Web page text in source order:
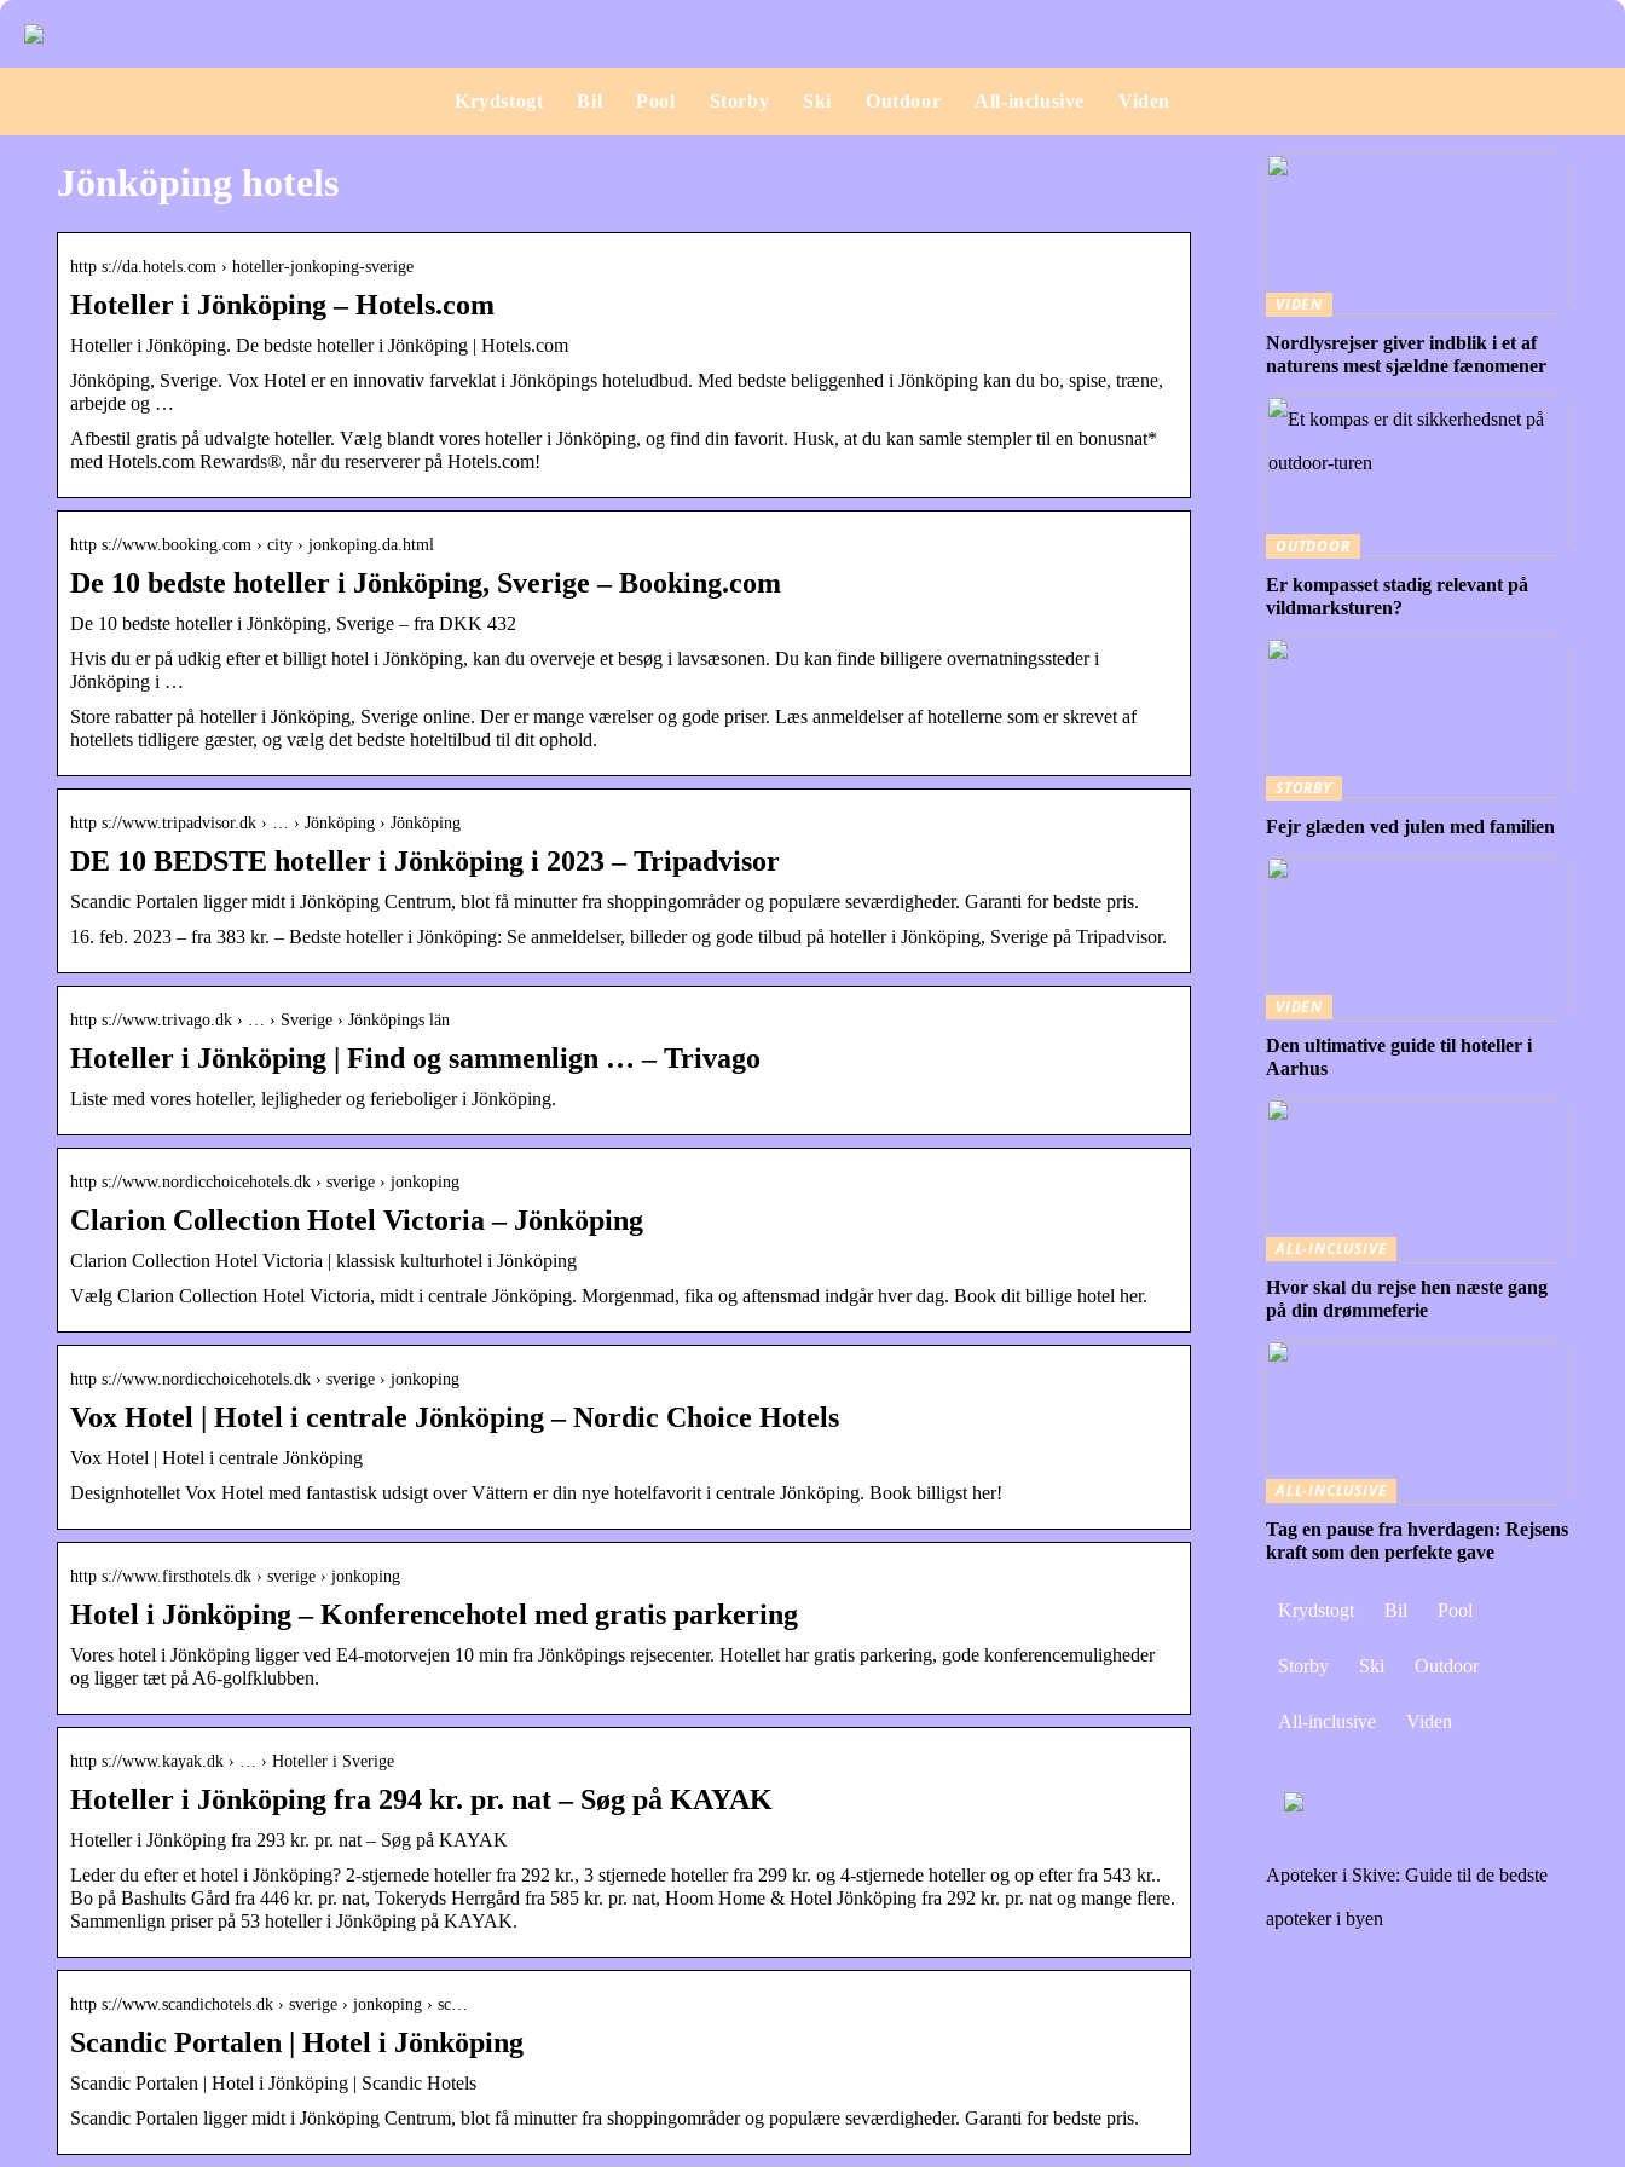
Krydstogt Bil Pool Storby Ski Outdoor All-inclusive Viden
Jönköping hotels
http s://da.hotels.com › hoteller-jonkoping-sverige
Hoteller i Jönköping – Hotels.com
Hoteller i Jönköping. De bedste hoteller i Jönköping | Hotels.com
Jönköping, Sverige. Vox Hotel er en innovativ farveklat i Jönköpings hoteludbud. Med bedste beliggenhed i Jönköping kan du bo, spise, træne,
arbejde og …
Afbestil gratis på udvalgte hoteller. Vælg blandt vores hoteller i Jönköping, og find din favorit. Husk, at du kan samle stempler til en bonusnat*
med Hotels.com Rewards®, når du reserverer på Hotels.com!
http s://www.booking.com › city › jonkoping.da.html
De 10 bedste hoteller i Jönköping, Sverige – Booking.com
De 10 bedste hoteller i Jönköping, Sverige – fra DKK 432
Hvis du er på udkig efter et billigt hotel i Jönköping, kan du overveje et besøg i lavsæsonen. Du kan finde billigere overnatningssteder i
Jönköping i …
Store rabatter på hoteller i Jönköping, Sverige online. Der er mange værelser og gode priser. Læs anmeldelser af hotellerne som er skrevet af
hotellets tidligere gæster, og vælg det bedste hoteltilbud til dit ophold.
http s://www.tripadvisor.dk › … › Jönköping › Jönköping
DE 10 BEDSTE hoteller i Jönköping i 2023 – Tripadvisor
Scandic Portalen ligger midt i Jönköping Centrum, blot få minutter fra shoppingområder og populære seværdigheder. Garanti for bedste pris.
16. feb. 2023 – fra 383 kr. – Bedste hoteller i Jönköping: Se anmeldelser, billeder og gode tilbud på hoteller i Jönköping, Sverige på Tripadvisor.
http s://www.trivago.dk › … › Sverige › Jönköpings län
Hoteller i Jönköping | Find og sammenlign … – Trivago
Liste med vores hoteller, lejligheder og ferieboliger i Jönköping.
http s://www.nordicchoicehotels.dk › sverige › jonkoping
Clarion Collection Hotel Victoria – Jönköping
Clarion Collection Hotel Victoria | klassisk kulturhotel i Jönköping
Vælg Clarion Collection Hotel Victoria, midt i centrale Jönköping. Morgenmad, fika og aftensmad indgår hver dag. Book dit billige hotel her.
http s://www.nordicchoicehotels.dk › sverige › jonkoping
Vox Hotel | Hotel i centrale Jönköping – Nordic Choice Hotels
Vox Hotel | Hotel i centrale Jönköping
Designhotellet Vox Hotel med fantastisk udsigt over Vättern er din nye hotelfavorit i centrale Jönköping. Book billigst her!
http s://www.firsthotels.dk › sverige › jonkoping
Hotel i Jönköping – Konferencehotel med gratis parkering
Vores hotel i Jönköping ligger ved E4-motorvejen 10 min fra Jönköpings rejsecenter. Hotellet har gratis parkering, gode konferencemuligheder
og ligger tæt på A6-golfklubben.
http s://www.kayak.dk › … › Hoteller i Sverige
Hoteller i Jönköping fra 294 kr. pr. nat – Søg på KAYAK
Hoteller i Jönköping fra 293 kr. pr. nat – Søg på KAYAK
Leder du efter et hotel i Jönköping? 2-stjernede hoteller fra 292 kr., 3 stjernede hoteller fra 299 kr. og 4-stjernede hoteller og op efter fra 543 kr..
Bo på Bashults Gård fra 446 kr. pr. nat, Tokeryds Herrgård fra 585 kr. pr. nat, Hoom Home & Hotel Jönköping fra 292 kr. pr. nat og mange flere.
Sammenlign priser på 53 hoteller i Jönköping på KAYAK.
http s://www.scandichotels.dk › sverige › jonkoping › sc…
Scandic Portalen | Hotel i Jönköping
Scandic Portalen | Hotel i Jönköping | Scandic Hotels
Scandic Portalen ligger midt i Jönköping Centrum, blot få minutter fra shoppingområder og populære seværdigheder. Garanti for bedste pris.
VIDEN
Nordlysrejser giver indblik i et af
naturens mest sjældne fænomener
OUTDOOR
Er kompasset stadig relevant på
vildmarksturen?
STORBY
Fejr glæden ved julen med familien
VIDEN
Den ultimative guide til hoteller i
Aarhus
ALL-INCLUSIVE
Hvor skal du rejse hen næste gang
på din drømmeferie
ALL-INCLUSIVE
Tag en pause fra hverdagen: Rejsens
kraft som den perfekte gave
Krydstogt Bil Pool
Storby Ski Outdoor
All-inclusive Viden
Apoteker i Skive: Guide til de bedste
apoteker i byen